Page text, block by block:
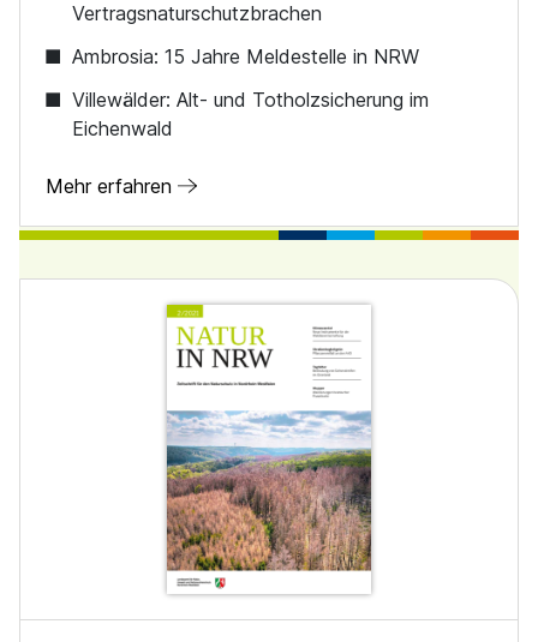
Vertragsnaturschutzbrachen
Ambrosia: 15 Jahre Meldestelle in NRW
Villewälder: Alt- und Totholzsicherung im
Eichenwald
Mehr erfahren